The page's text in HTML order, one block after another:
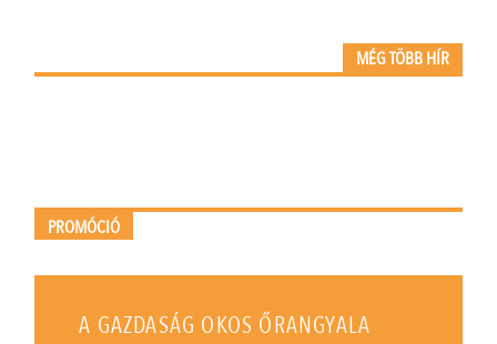
MÉG TÖBB HÍR
PROMÓCIÓ
A GAZDASÁG OKOS ŐRANGYALA